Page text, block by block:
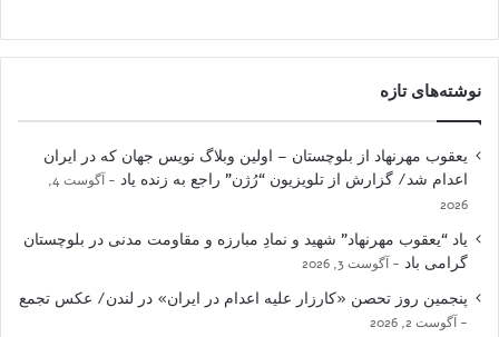
نوشته‌های تازه
یعقوب مهرنهاد از بلوچستان – اولین وبلاگ نویس جهان که در ایران
اعدام شد/ گزارش از تلویزیون “رُژن” راجع به زنده یاد
آگوست 4,
2026
یاد “یعقوب مهرنهاد” شهید و نمادِ مبارزه و مقاومت مدنی در بلوچستان
گرامی باد
آگوست 3, 2026
پنجمین روز تحصن «کارزار علیه اعدام در ایران» در لندن/ عکس تجمع
آگوست 2, 2026